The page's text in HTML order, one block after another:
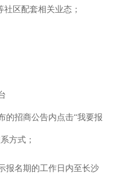
社区配套相关业态 ；
的招商公告内点击“我要报
方式；
报名期的工作日 内至长沙